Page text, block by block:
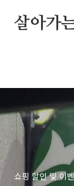
살아가
쇼핑 할인 및 이